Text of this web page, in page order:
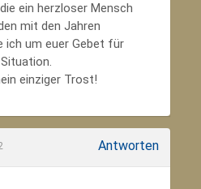
ein herzloser Mensch
mit den Jahren
ich um euer Gebet für
einziger Trost!
Antworten